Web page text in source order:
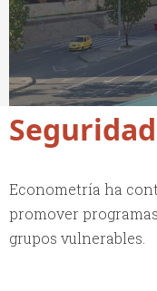
Econometría ha
promover
grupos vulnerables.